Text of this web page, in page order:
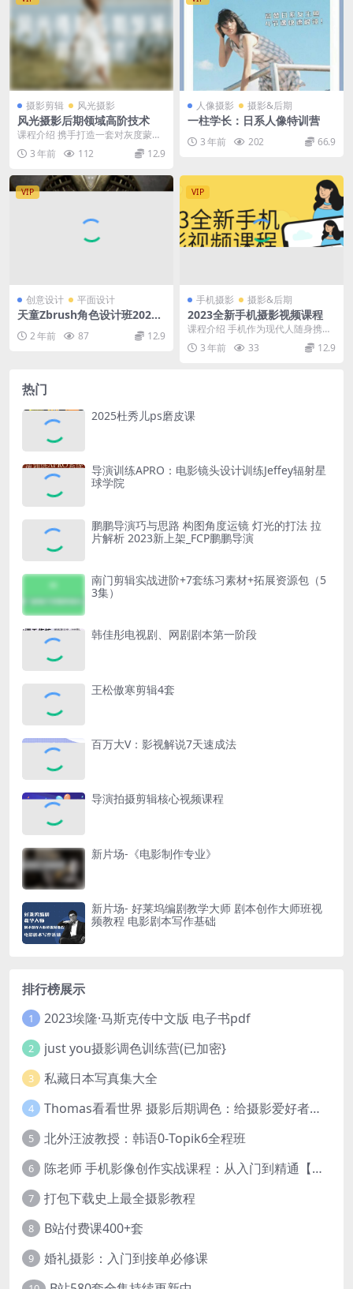
摄影剪辑 风光摄影
风光摄影后期领域高阶技术
课程介绍 携手打造一套对灰度蒙版
调色原理及实践的系统技术实战课
程。灰度蒙版堪称风...
3 年前 112 12.9
人像摄影 摄影&后期
一柱学长：日系人像特训营
3 年前 202 66.9
VIP
创意设计 平面设计
天童Zbrush角色设计班2021
2 年前 87 12.9
VIP
手机摄影 摄影&后期
2023全新手机摄影视频课程
课程介绍 手机作为现代人随身携带
的通讯工具，同时也成为了最便捷
的拍摄工具，能让人...
3 年前 33 12.9
热门
2025杜秀儿ps磨皮课
导演训练APRO：电影镜头设计训练Jeffey辐射星
球学院
鹏鹏导演巧与思路 构图角度运镜 灯光的打法 拉
片解析 2023新上架_FCP鹏鹏导演
南门剪辑实战进阶+7套练习素材+拓展资源包（5
3集）
韩佳彤电视剧、网剧剧本第一阶段
王松傲寒剪辑4套
百万大V：影视解说7天速成法
导演拍摄剪辑核心视频课程
新片场-《电影制作专业》
新片场- 好莱坞编剧教学大师 剧本创作大师班视
频教程 电影剧本写作基础
排行榜展示
1 2023埃隆·马斯克传中文版 电子书pdf
2 just you摄影调色训练营(已加密}
3 私藏日本写真集大全
4 Thomas看看世界 摄影后期调色：给摄影爱好者的色彩课 网盘下载
5 北外汪波教授：韩语0-Topik6全程班
6 陈老师 手机影像创作实战课程：从入门到精通【完结】
7 打包下载史上最全摄影教程
8 B站付费课400+套
9 婚礼摄影：入门到接单必修课